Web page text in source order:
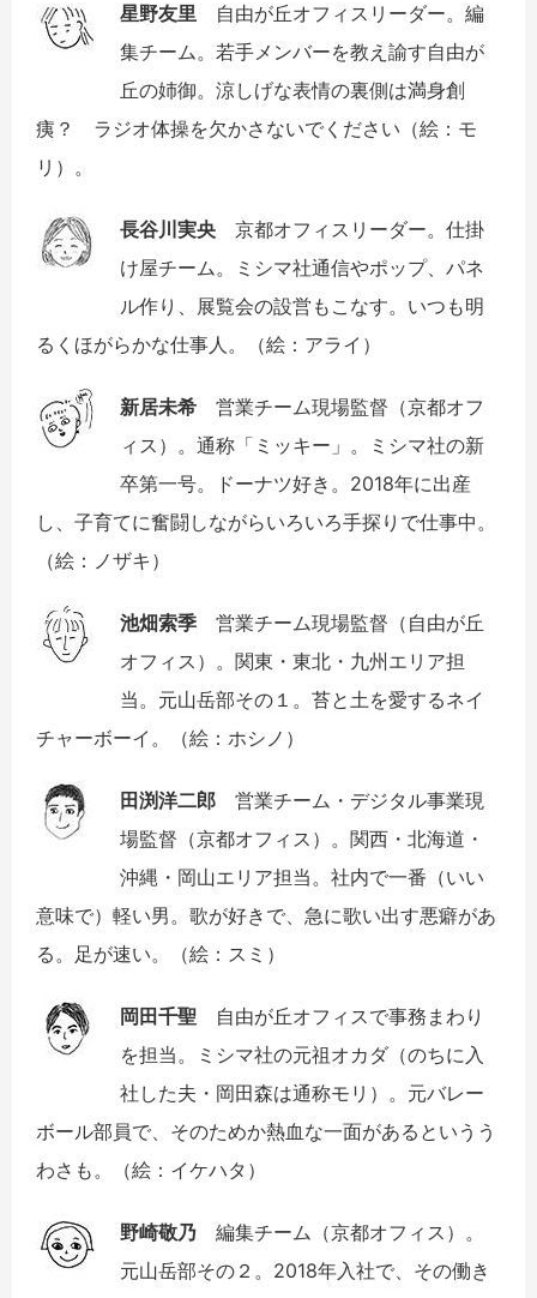
星野友里 自由が丘オフィスリーダー。編
集チーム。若手メンバーを教え諭す自由が
丘の姉御。涼しげな表情の裏側は満身創
痍？ ラジオ体操を欠かさないでください（絵：モ
リ）。
長谷川実央 京都オフィスリーダー。仕掛
け屋チーム。ミシマ社通信やポップ、パネ
ル作り、展覧会の設営もこなす。いつも明
るくほがらかな仕事人。（絵：アライ）
新居未希 営業チーム現場監督（京都オフ
ィス）。通称「ミッキー」。ミシマ社の新
卒第一号。ドーナツ好き。2018年に出産
し、子育てに奮闘しながらいろいろ手探りで仕事中。
（絵：ノザキ）
池畑索季
営業チーム現場監督（自由が丘
オフィス）。関東・東北・九州エリア担
当。元山岳部その１。苔と土を愛するネイ
チャーボーイ。（絵：ホシノ）
田渕洋二郎
営業チーム・デジタル事業現
場監督（京都オフィス）。関西・北海道・
沖縄・岡山エリア担当。社内で一番（いい
意味で）軽い男。歌が好きで、急に歌い出す悪癖があ
る。足が速い。（絵：スミ）
岡田千聖 自由が丘オフィスで事務まわり
を担当。ミシマ社の元祖オカダ（のちに入
社した夫・岡田森は通称モリ）。元バレー
ボール部員で、そのためか熱血な一面があるというう
わさも。（絵：イケハタ）
野崎敬乃 編集チーム（京都オフィス）。
元山岳部その２。2018年入社で、その働き